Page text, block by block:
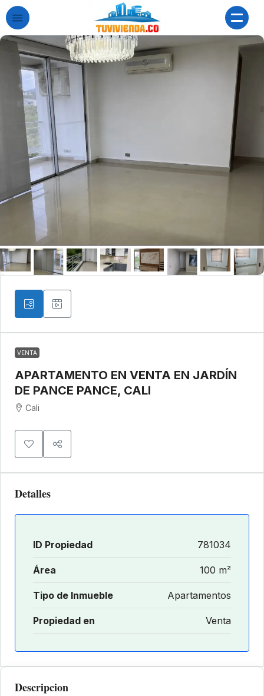
VENTA
APARTAMENTO EN VENTA EN JARDÍN
DE PANCE PANCE, CALI
Cali
Detalles
ID Propiedad 781034
Área 100 m²
Tipo de Inmueble Apartamentos
Propiedad en Venta
Descripcion